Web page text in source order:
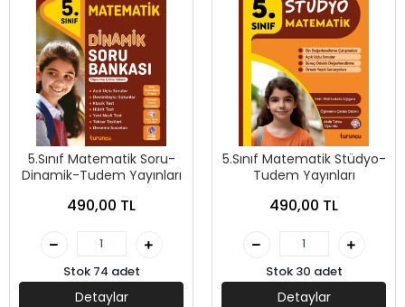
5.Sınıf Matematik Soru-
Dinamik-Tudem Yayınları
490,00 TL
Stok 74 adet
Detaylar
5.Sınıf Matematik Stüdyo-
Tudem Yayınları
490,00 TL
Stok 30 adet
Detaylar